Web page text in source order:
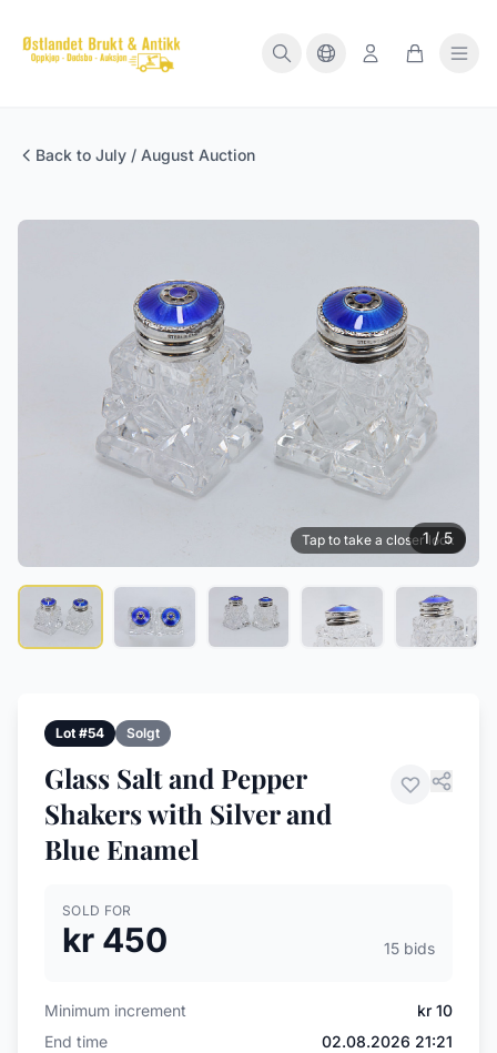
Back to July / August Auction
Tap to take a closer look
1 / 5
Lot #54 Solgt
Glass Salt and Pepper
Shakers with Silver and
Blue Enamel
SOLD FOR
kr 450 15 bids
Minimum increment
kr 10
End time
02.08.2026 21:21